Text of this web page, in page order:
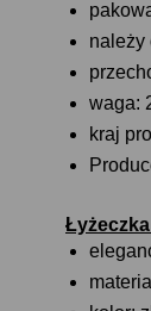
należy
waga:
kraj